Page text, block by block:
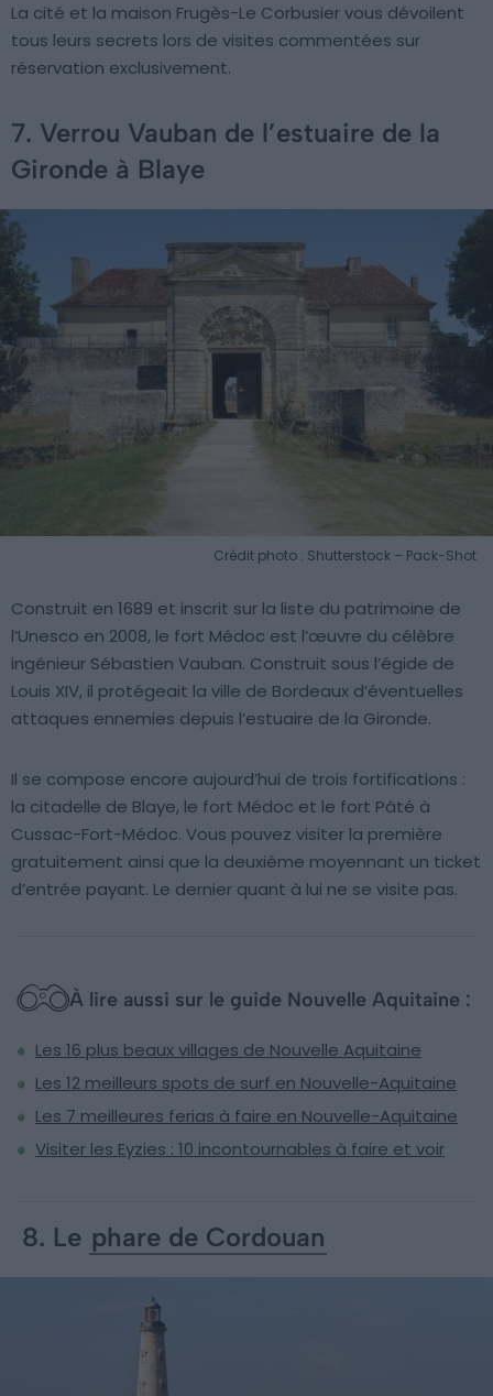
La cité et la maison Frugès-Le Corbusier vous dévoilent
tous leurs secrets lors de visites commentées sur
réservation exclusivement.
7. Verrou Vauban de l’estuaire de la
Gironde à Blaye
Crédit photo : Shutterstock – Pack-Shot
Construit en 1689 et inscrit sur la liste du patrimoine de
l’Unesco en 2008, le fort Médoc est l’œuvre du célèbre
ingénieur Sébastien Vauban. Construit sous l’égide de
Louis XIV, il protégeait la ville de Bordeaux d’éventuelles
attaques ennemies depuis l’estuaire de la Gironde.
Il se compose encore aujourd’hui de trois fortifications :
la citadelle de Blaye, le fort Médoc et le fort Pâté à
Cussac-Fort-Médoc. Vous pouvez visiter la première
gratuitement ainsi que la deuxième moyennant un ticket
d’entrée payant. Le dernier quant à lui ne se visite pas.
À lire aussi sur le guide Nouvelle Aquitaine :
Les 16 plus beaux villages de Nouvelle Aquitaine
Les 12 meilleurs spots de surf en Nouvelle-Aquitaine
Les 7 meilleures ferias à faire en Nouvelle-Aquitaine
Visiter les Eyzies : 10 incontournables à faire et voir
8. Le phare de Cordouan